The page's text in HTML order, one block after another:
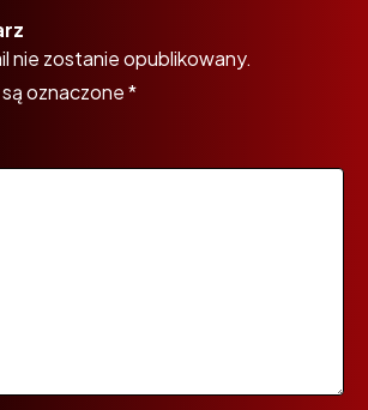
nie zostanie opublikowany.
oznaczone*